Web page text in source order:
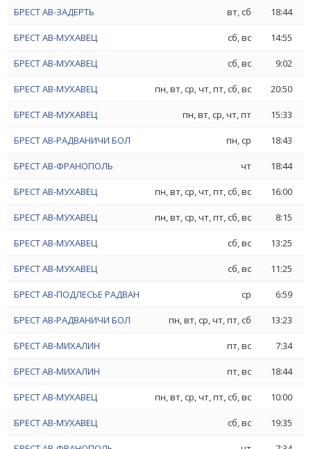
БРЕСТ АВ-ЗАДЕРТЬ вт, сб 18:44
БРЕСТ АВ-МУХАВЕЦ сб, вс 14:55
БРЕСТ АВ-МУХАВЕЦ сб, вс 9:02
БРЕСТ АВ-МУХАВЕЦ пн, вт, ср, чт, пт, сб, вс 20:50
БРЕСТ АВ-МУХАВЕЦ пн, вт, ср, чт, пт 15:33
БРЕСТ АВ-РАДВАНИЧИ БОЛ пн, ср 18:43
БРЕСТ АВ-ФРАНОПОЛЬ чт 18:44
БРЕСТ АВ-МУХАВЕЦ пн, вт, ср, чт, пт, сб, вс 16:00
БРЕСТ АВ-МУХАВЕЦ пн, вт, ср, чт, пт, сб, вс 8:15
БРЕСТ АВ-МУХАВЕЦ сб, вс 13:25
БРЕСТ АВ-МУХАВЕЦ сб, вс 11:25
БРЕСТ АВ-ПОДЛЕСЬЕ РАДВАН ср 6:59
БРЕСТ АВ-РАДВАНИЧИ БОЛ пн, вт, ср, чт, пт, сб 13:23
БРЕСТ АВ-МИХАЛИН пт, вс 7:34
БРЕСТ АВ-МИХАЛИН пт, вс 18:44
БРЕСТ АВ-МУХАВЕЦ пн, вт, ср, чт, пт, сб, вс 10:00
БРЕСТ АВ-МУХАВЕЦ сб, вс 19:35